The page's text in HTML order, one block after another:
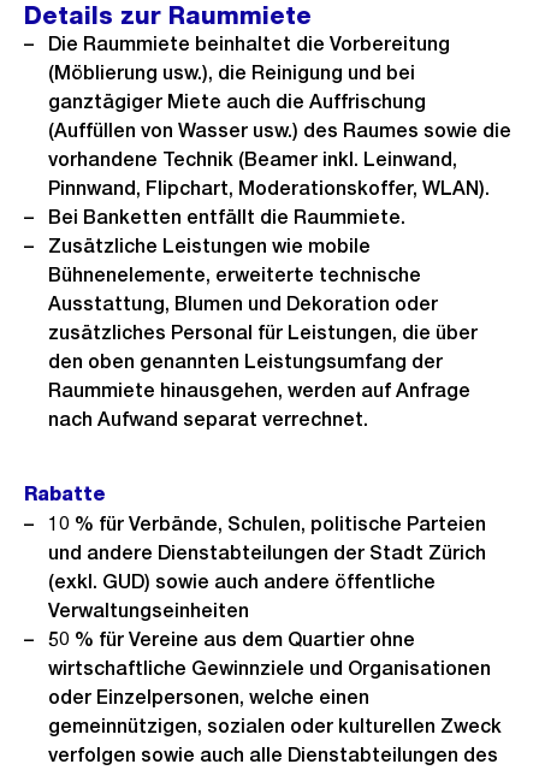
Details zur Raummiete
Die Raummiete beinhaltet die Vorbereitung
(Möblierung usw.), die Reinigung und bei
ganztägiger Miete auch die Auffrischung
(Auffüllen von Wasser usw.) des Raumes sowie die
vorhandene Technik (Beamer inkl. Leinwand,
Pinnwand, Flipchart, Moderationskoffer, WLAN).
Bei Banketten entfällt die Raummiete.
Zusätzliche Leistungen wie mobile
Bühnenelemente, erweiterte technische
Ausstattung, Blumen und Dekoration oder
zusätzliches Personal für Leistungen, die über
den oben genannten Leistungsumfang der
Raummiete hinausgehen, werden auf Anfrage
nach Aufwand separat verrechnet.
Rabatte
10 % für Verbände, Schulen, politische Parteien
und andere Dienstabteilungen der Stadt Zürich
(exkl. GUD) sowie auch andere öffentliche
Verwaltungseinheiten
50 % für Vereine aus dem Quartier ohne
wirtschaftliche Gewinnziele und Organisationen
oder Einzelpersonen, welche einen
gemeinnützigen, sozialen oder kulturellen Zweck
verfolgen sowie auch alle Dienstabteilungen des